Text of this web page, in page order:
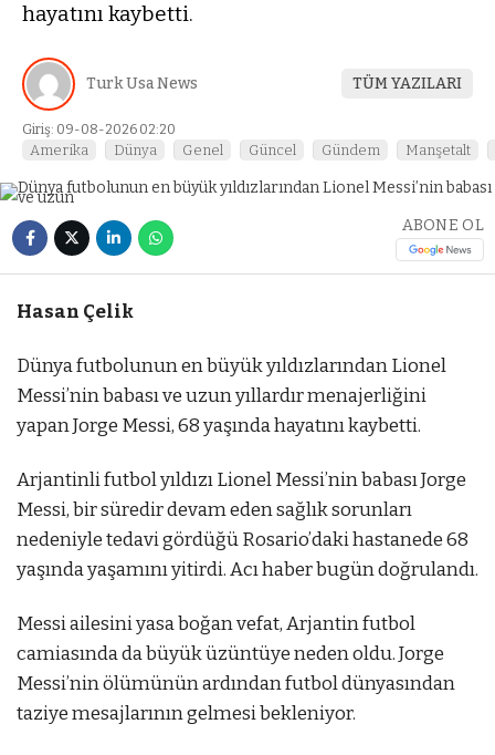
hayatını kaybetti.
Turk Usa News TÜM YAZILARI
Giriş: 09-08-2026 02:20
Amerika Dünya Genel Güncel Gündem Manşetalt
ABONE OL
Hasan Çelik
Dünya futbolunun en büyük yıldızlarından Lionel
Messi’nin babası ve uzun yıllardır menajerliğini
yapan Jorge Messi, 68 yaşında hayatını kaybetti.
Arjantinli futbol yıldızı Lionel Messi’nin babası Jorge
Messi, bir süredir devam eden sağlık sorunları
nedeniyle tedavi gördüğü Rosario’daki hastanede 68
yaşında yaşamını yitirdi. Acı haber bugün doğrulandı.
Messi ailesini yasa boğan vefat, Arjantin futbol
camiasında da büyük üzüntüye neden oldu. Jorge
Messi’nin ölümünün ardından futbol dünyasından
taziye mesajlarının gelmesi bekleniyor.